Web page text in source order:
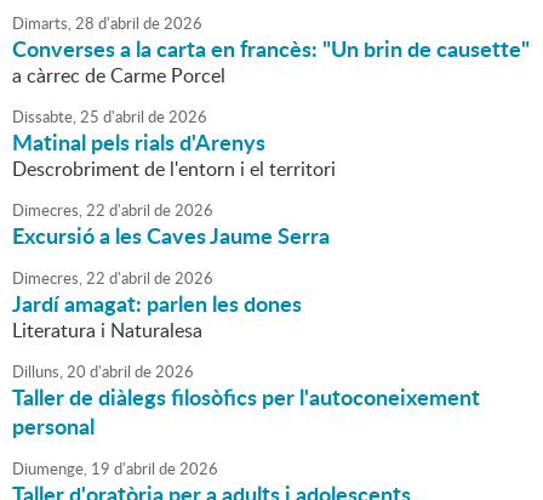
Dimarts,28 d'abril de2026
Converses a la carta en francès: "Un brin de causette"
a càrrec de Carme Porcel
Dissabte,25 d'abril de2026
Matinal pels rials d'Arenys
Descrobriment de l'entorn i el territori
Dimecres,22 d'abril de2026
Excursió a les Caves Jaume Serra
Dimecres,22 d'abril de2026
Jardí amagat: parlen les dones
Literatura i Naturalesa
Dilluns,20 d'abril de2026
Taller de diàlegs filosòfics per l'autoconeixement
personal
Diumenge, 19 d'abril de2026